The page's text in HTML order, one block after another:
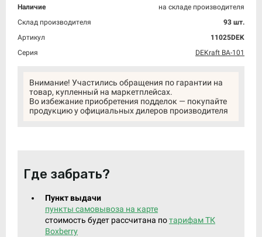
Наличие
на складе производителя
Склад производителя
93 шт.
Артикул
11025DEK
Серия
DEKraft ВА-101
Внимание! Участились обращения по гарантии на
товар, купленный на маркетплейсах.
Во избежание приобретения подделок — покупайте
продукцию у официальных дилеров производителя
Где забрать?
Пункт выдачи
пункты самовывоза на карте
стоимость будет рассчитана потарифам ТК
Boxberry